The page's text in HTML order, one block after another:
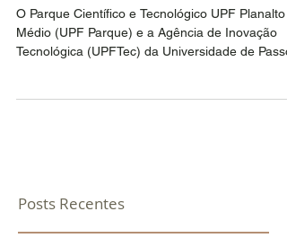
O Parque Científico e Tecnológico UPF Planalto
Médio (UPF Parque) e a Agência de Inovação
Tecnológica (UPFTec) da Universidade de
Posts Recentes